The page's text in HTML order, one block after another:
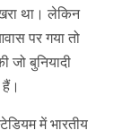
था। लेकिन
पर गया तो
बुनियादी
में भारतीय